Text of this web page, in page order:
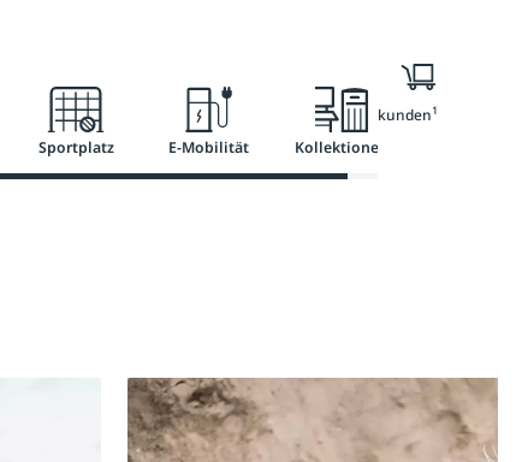
Sportplatz E-Mobilität Kollektionen
Nur für Geschäftskunden1